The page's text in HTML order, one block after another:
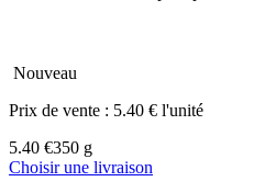
Nouveau
Prix de vente : 5.40 € l'unité
5.40 €350 g
Choisir une livraison